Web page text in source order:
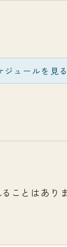
ジュールを見る
ことはあり